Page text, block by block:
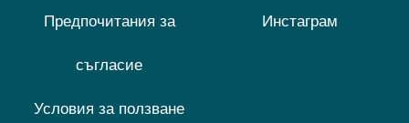
Предпочитания за
съгласие
Условия за ползване
Инстаграм